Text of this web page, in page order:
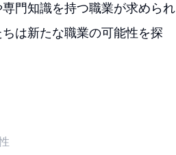
門知識を持つ職業が求められ
は新たな職業の可能性を探